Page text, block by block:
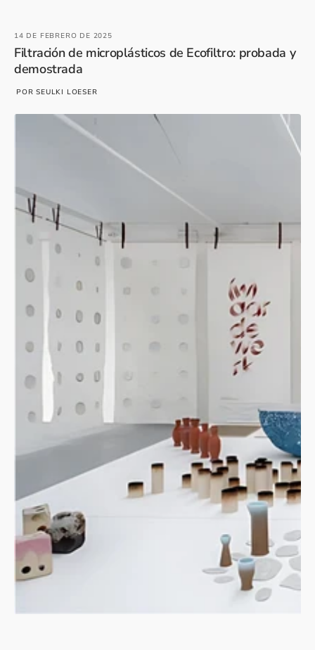
14 DE FEBRERO DE 2025
Filtración de microplásticos de Ecofiltro: probada y
demostrada
POR SEULKI LOESER